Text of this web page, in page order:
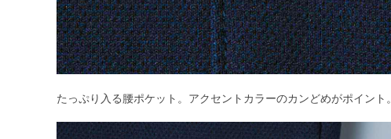
たっぷり入る腰ポケット。アクセントカラーのカンどめがポイント。